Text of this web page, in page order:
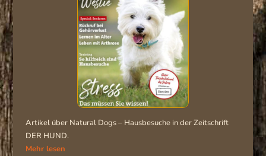
Artikel über Natural Dogs – Hausbesuche in der Zeitschrift
DER HUND.
Mehr lesen